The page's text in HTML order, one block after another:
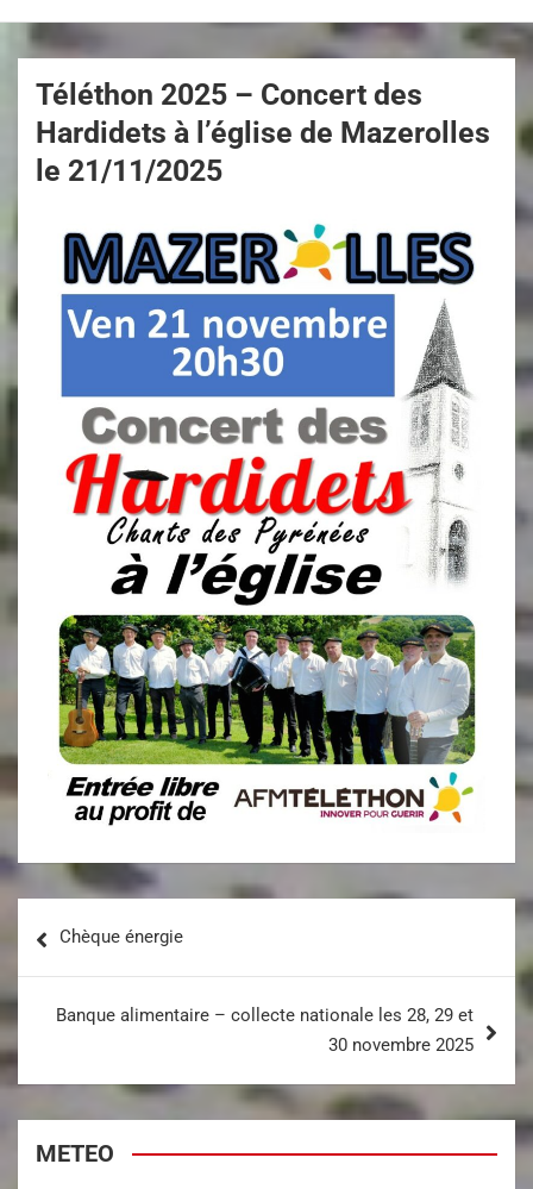
Téléthon 2025 – Concert des
Hardidets à l’église de Mazerolles
le 21/11/2025
Chèque énergie
Banque alimentaire – collecte nationale les 28, 29 et
30 novembre 2025
METEO